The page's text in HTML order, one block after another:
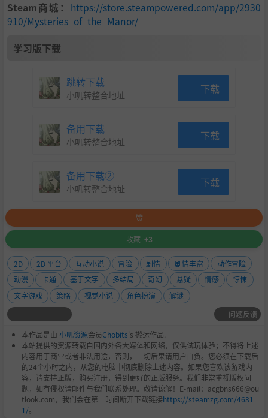
Steam商城： https://store.steampowered.com/app/2930
910/Mysteries_of_the_Manor/
学习版下载
跳转下载
小叽转整合地址 下载
备用下载
小叽转整合地址 下载
备用下载②
小叽转整合地址 下载
赞
收藏 +3
2D 2D 平台 互动小说 冒险 剧情 剧情丰富
动作冒险
动漫
卡通 基于文字 多结局 奇幻 悬疑 情感
惊悚
文字游戏
策略 视觉小说 角色扮演
解谜
问题反馈
本作品是由 小叽资源会员Chobits's 搬运作品.
本站提供的资源转载自国内外各大媒体和网络，仅供试玩体验；不得将上述
内容用于商业或者非法用途，否则，一切后果请用户自负。您必须在下载后
的24个小时之内，从您的电脑中彻底删除上述内容。如果您喜欢该游戏内
容，请支持正版，购买注册，得到更好的正版服务。我们非常重视版权问
题，如有侵权请邮件与我们联系处理。敬请谅解！E-mail：acgbns666@ou
tlook.com，我们会在第一时间断开下载链接https://steamzg.com/4681
1/。